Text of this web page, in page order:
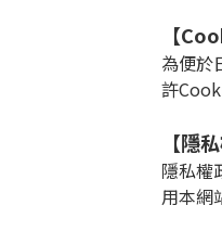
【
為便於
許
【隱
隱私權
用本網